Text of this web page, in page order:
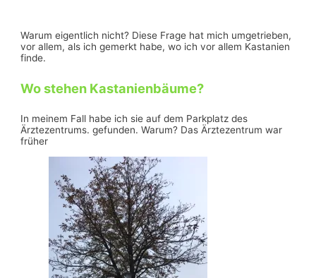
Warum eigentlich nicht? Diese Frage hat mich umgetrieben,
vor allem, als ich gemerkt habe, wo ich vor allem Kastanien
finde.
Wo stehen Kastanienbäume?
In meinem Fall habe ich sie auf dem Parkplatz des
Ärztezentrums. gefunden. Warum? Das Ärztezentrum war
früher